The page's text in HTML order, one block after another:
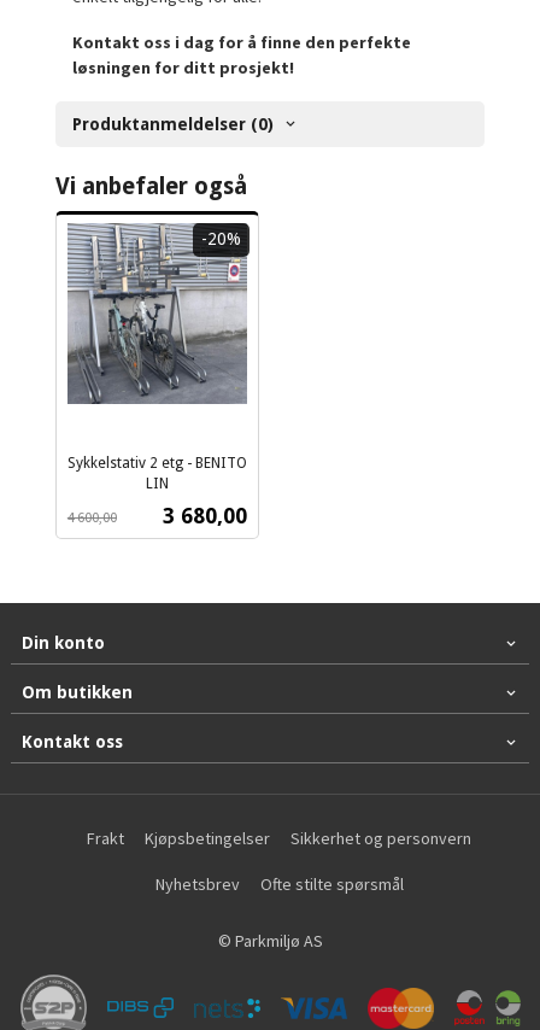
Kontakt oss i dag for å finne den perfekte
løsningen for ditt prosjekt!
Produktanmeldelser (0)
Vi anbefaler også
Sykkelstativ 2 etg - BENITO
LIN
Tilbud
3 680,00
4 600,00
-20%
mva.
Din konto
Om butikken
Kontakt oss
Frakt Kjøpsbetingelser Sikkerhet og personvern
Nyhetsbrev Ofte stilte spørsmål
© Parkmiljø AS